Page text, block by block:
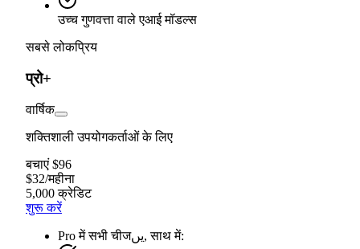
उच्च गुणवत्ता वाले एआई मॉडल्स
सबसे लोकप्रिय
प्रो+
वार्षिक
शक्तिशाली उपयोगकर्ताओं के लिए
बचाएं $96
$32/महीना
5,000 क्रेडिट
शुरू करें
Pro में सभी चीजیں, साथ में: